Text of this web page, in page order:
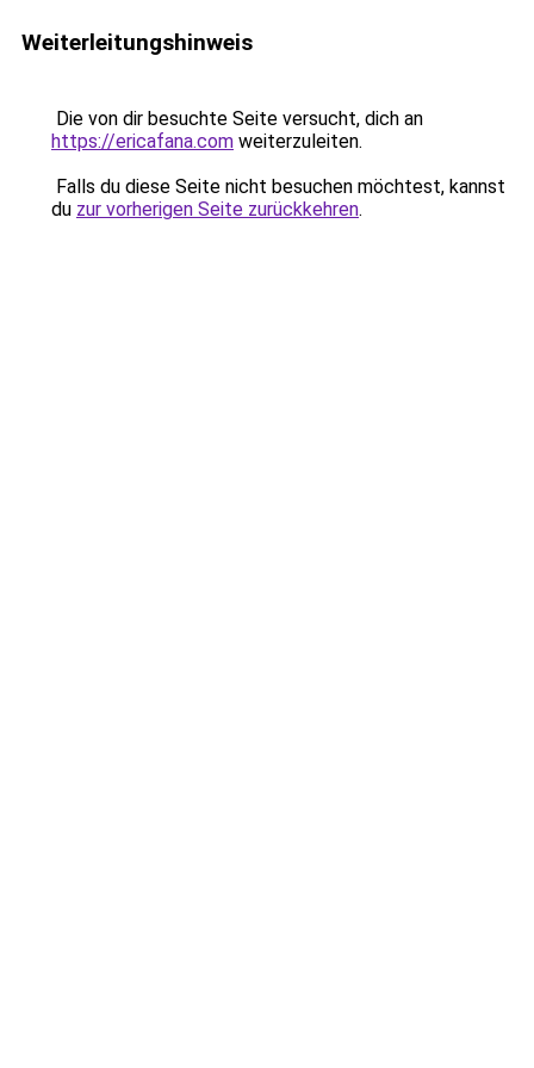
Weiterleitungshinweis
Die von dir besuchte Seite versucht, dich an
https://ericafana.com weiterzuleiten.
Falls du diese Seite nicht besuchen möchtest, kannst
du zur vorherigen Seite zurückkehren.